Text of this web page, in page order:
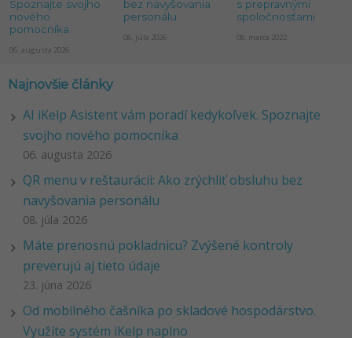
Spoznajte svojho
nového
pomocníka
06. augusta 2026
bez navyšovania
personálu
08. júla 2026
s prepravnými
spoločnosťami
08. marca 2022
Najnovšie články
AI iKelp Asistent vám poradí kedykoľvek. Spoznajte
svojho nového pomocníka
06. augusta 2026
QR menu v reštaurácii: Ako zrýchliť obsluhu bez
navyšovania personálu
08. júla 2026
Máte prenosnú pokladnicu? Zvýšené kontroly
preverujú aj tieto údaje
23. júna 2026
Od mobilného čašníka po skladové hospodárstvo.
Využite systém iKelp naplno